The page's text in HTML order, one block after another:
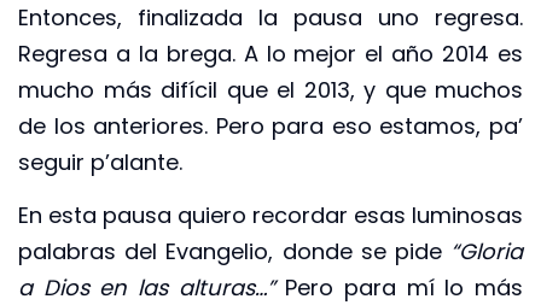
Entonces, finalizada la pausa uno regresa.
Regresa a la brega. A lo mejor el año 2014 es
mucho más difícil que el 2013, y que muchos
de los anteriores. Pero para eso estamos, pa’
seguir p’alante.
En esta pausa quiero recordar esas luminosas
palabras del Evangelio, donde se pide “Gloria
a Dios en las alturas…”Pero para mí lo más